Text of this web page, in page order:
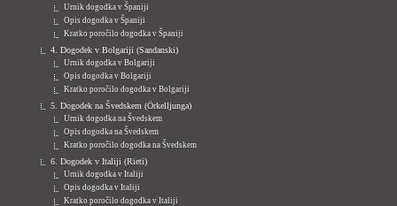
Urnik dogodka v Španiji
Opis dogodka v Španiji
Kratko poročilo dogodka v Španiji
4. Dogodek v Bolgariji (Sandanski)
Urnik dogodka v Bolgariji
Opis dogodka v Bolgariji
Kratko poročilo dogodka v Bolgariji
5. Dogodek na Švedskem (Örkelljunga)
Urnik dogodka na Švedskem
Opis dogodka na Švedskem
Kratko poročilo dogodka na Švedskem
6. Dogodek v Italiji (Rieti)
Urnik dogodka v Italiji
Opis dogodka v Italiji
Kratko poročilo dogodka v Italiji